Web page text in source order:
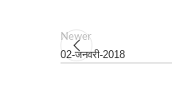
Newer
02-जनवरी-2018